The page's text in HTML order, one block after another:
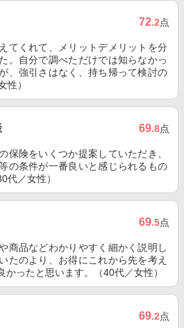
72.2点
てくれて、メリットデメリットを分
。自分で調べただけでは知らなかっ
、強引さはなく、持ち帰って検討の
性）
69.8点
保険をいくつか提案していただき、
の条件が一番良いと感じられるもの
代／女性）
69.5点
商品などわかりやすく細かく説明し
たのより、お得にこれから先を考え
かったと思います。（40代／女性）
69.2点